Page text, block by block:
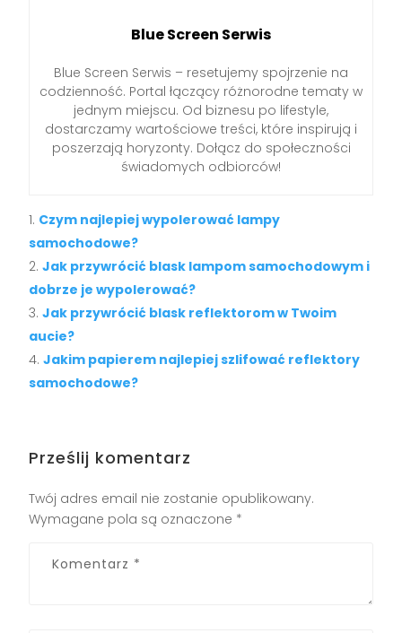
Blue Screen Serwis
Blue Screen Serwis – resetujemy spojrzenie na
codzienność. Portal łączący różnorodne tematy w
jednym miejscu. Od biznesu po lifestyle,
dostarczamy wartościowe treści, które inspirują i
poszerzają horyzonty. Dołącz do społeczności
świadomych odbiorców!
Czym najlepiej wypolerować lampy
samochodowe?
Jak przywrócić blask lampom samochodowym i
dobrze je wypolerować?
Jak przywrócić blask reflektorom w Twoim
aucie?
Jakim papierem najlepiej szlifować reflektory
samochodowe?
Prześlij komentarz
Twój adres email nie zostanie opublikowany.
Wymagane pola są oznaczone *